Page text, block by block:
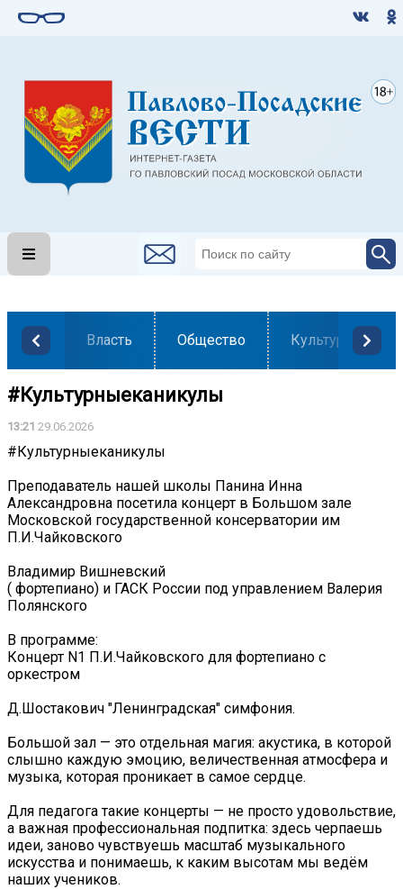
Власть Общество Культура
#Культурныеканикулы
13:21 29.06.2026
#Культурныеканикулы
Преподаватель нашей школы Панина Инна
Александровна посетила концерт в Большом зале
Московской государственной консерватории им
П.И.Чайковского
Владимир Вишневский
( фортепиано) и ГАСК России под управлением Валерия
Полянского
В программе:
Концерт N1 П.И.Чайковского для фортепиано с
оркестром
Д.Шостакович "Ленинградская" симфония.
Большой зал — это отдельная магия: акустика, в которой
слышно каждую эмоцию, величественная атмосфера и
музыка, которая проникает в самое сердце.
Для педагога такие концерты — не просто удовольствие,
а важная профессиональная подпитка: здесь черпаешь
идеи, заново чувствуешь масштаб музыкального
искусства и понимаешь, к каким высотам мы ведём
наших учеников.